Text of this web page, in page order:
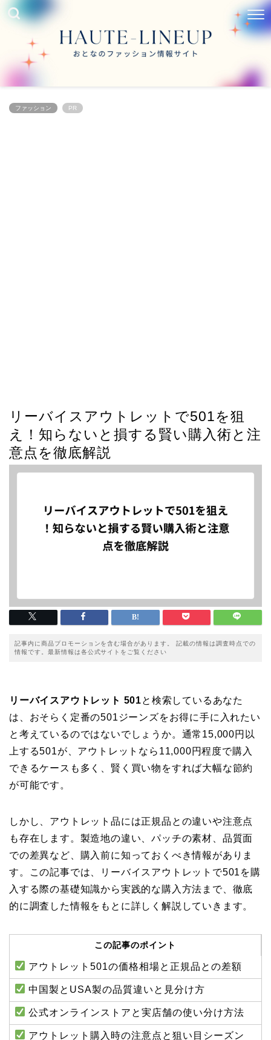
ファッション PR
リーバイスアウトレットで501を狙
え！知らないと損する賢い購入術と注
意点を徹底解説
記事内に商品プロモーションを含む場合があります。 記載の情報は調査時点での
情報です。最新情報は各公式サイトをご覧ください
リーバイスアウトレット 501と検索しているあなた
は、おそらく定番の501ジーンズをお得に手に入れたい
と考えているのではないでしょうか。通常15,000円以
上する501が、アウトレットなら11,000円程度で購入
できるケースも多く、賢く買い物をすれば大幅な節約
が可能です。
しかし、アウトレット品には正規品との違いや注意点
も存在します。製造地の違い、パッチの素材、品質面
での差異など、購入前に知っておくべき情報がありま
す。この記事では、リーバイスアウトレットで501を購
入する際の基礎知識から実践的な購入方法まで、徹底
的に調査した情報をもとに詳しく解説していきます。
この記事のポイント
アウトレット501の価格相場と正規品との差額
中国製とUSA製の品質違いと見分け方
公式オンラインストアと実店舗の使い分け方法
アウトレット購入時の注意点と狙い目シーズン